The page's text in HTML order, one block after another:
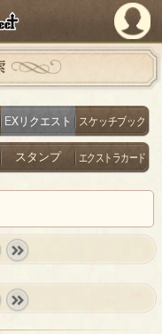
PandoraPartyProject
EXリクエスト スケッチブック
スタンプ エクストラカード